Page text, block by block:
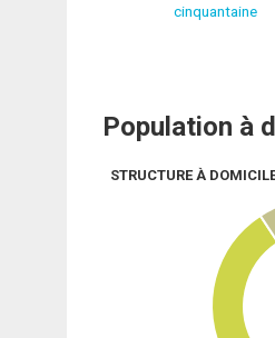
cinquantaine
Population à
STRUCTURE À